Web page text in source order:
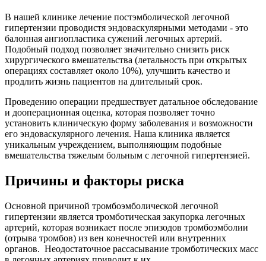
В нашей клинике лечение постэмболической легочной
гипертензии проводистя эндоваскулярными методами - это
балонная ангиопластика сужений легочных артерий.
Подобный подход позволяет значительно снизить риск
хирургического вмешательства (летальность при открытых
операциях составляет около 10%), улучшить качество и
продлить жизнь пациентов на длительный срок.
Проведению операции предшествует датальное обследование
и дооперационная оценка, которая позволяет точно
установить клиническую форму заболевания и возможности
его эндоваскулярного лечения. Наша клиника является
уникальным учреждением, выполняющим подобные
вмешательства тяжелым больным с легочной гипертензией.
Причины и факторы риска
Основной причиной тромбоэмболической легочной
гипертензии является тромботическая закупорка легочных
артерий, которая возникает после эпизодов тромбоэмболии
(отрыва тромбов) из вен конечностей или внутренних
органов. Неодостаточное рассасывание тромботических масс